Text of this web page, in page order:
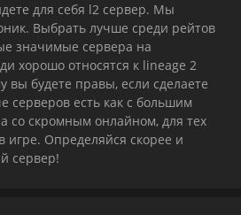
для себя l2 сервер. Мы
Выбрать лучше среди рейтов
значимые сервера на
хорошо относятся к lineage 2
вы будете правы, если сделаете
серверов есть как с большим
со скромным онлайном, для тех
игре. Определяйся скорее и
сервер!